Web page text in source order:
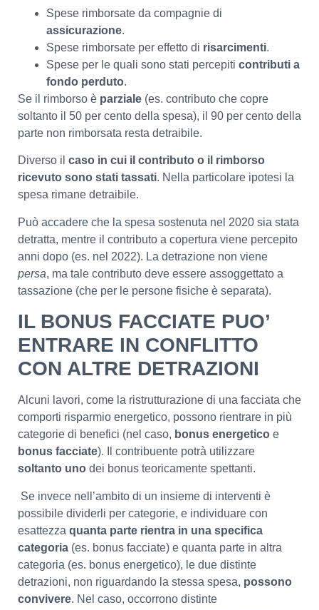
Spese rimborsate da compagnie di
assicurazione.
Spese rimborsate per effetto di risarcimenti.
Spese per le quali sono stati percepiti contributi a
fondo perduto.
Se il rimborso è parziale (es. contributo che copre
soltanto il 50 per cento della spesa), il 90 per cento della
parte non rimborsata resta detraibile.
Diverso il caso in cui il contributo o il rimborso
ricevuto sono stati tassati. Nella particolare ipotesi la
spesa rimane detraibile.
Può accadere che la spesa sostenuta nel 2020 sia stata
detratta, mentre il contributo a copertura viene percepito
anni dopo (es. nel 2022). La detrazione non viene
persa, ma tale contributo deve essere assoggettato a
tassazione (che per le persone fisiche è separata).
IL BONUS FACCIATE PUO’
ENTRARE IN CONFLITTO
CON ALTRE DETRAZIONI
Alcuni lavori, come la ristrutturazione di una facciata che
comporti risparmio energetico, possono rientrare in più
categorie di benefici (nel caso, bonus energetico e
bonus facciate). Il contribuente potrà utilizzare
soltanto uno dei bonus teoricamente spettanti.
Se invece nell’ambito di un insieme di interventi è
possibile dividerli per categorie, e individuare con
esattezza quanta parte rientra in una specifica
categoria (es. bonus facciate) e quanta parte in altra
categoria (es. bonus energetico), le due distinte
detrazioni, non riguardando la stessa spesa, possono
convivere. Nel caso, occorrono distinte